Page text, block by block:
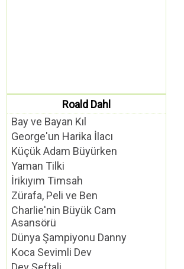
Roald Dahl
Bay ve Bayan Kıl
George'un Harika İlacı
Küçük Adam Büyürken
Yaman Tilki
İrikıyım Timsah
Zürafa, Peli ve Ben
Charlie'nin Büyük Cam
Asansörü
Dünya Şampiyonu Danny
Koca Sevimli Dev